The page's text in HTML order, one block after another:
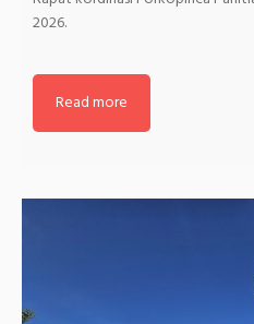
2026.
Read more